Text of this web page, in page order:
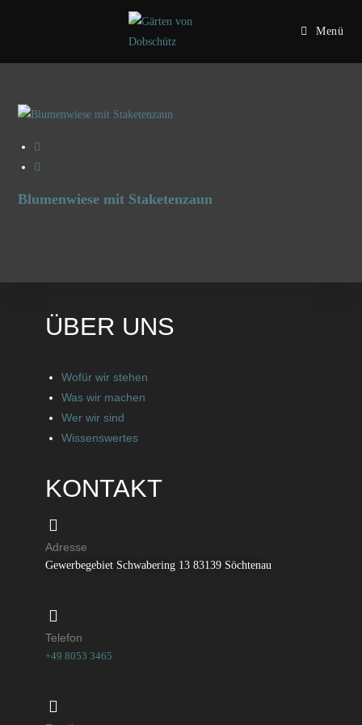
Menü
Blumenwiese mit Staketenzaun
ÜBER UNS
Wofür wir stehen
Was wir machen
Wer wir sind
Wissenswertes
KONTAKT
Adresse
Gewerbegebiet Schwabering 13 83139 Söchtenau
Telefon
+49 8053 3465